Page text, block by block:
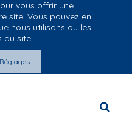
Groupe Vivalto Santé
Entre nous, la vie
vous offrir une
site. Vous pouvez en
nous utilisons ou les
du site.
Réglages